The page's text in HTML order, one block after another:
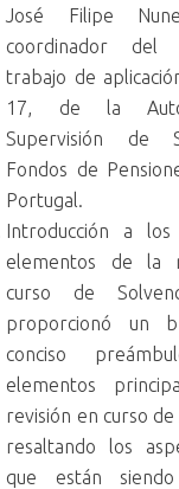
José Filipe
coordinador del
trabajo de
17, de la
Supervisión de
Fondos de
Portugal.
Introducción a los
elementos de la
curso de
proporcionó un
conciso
elementos
revisión en curso de
resaltando los
que están siendo